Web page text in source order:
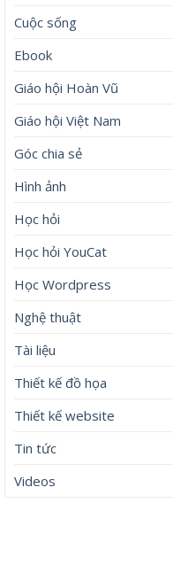
Cuộc sống
Ebook
Giáo hội Hoàn Vũ
Giáo hội Việt Nam
Góc chia sẻ
Hình ảnh
Học hỏi
Học hỏi YouCat
Học Wordpress
Nghệ thuật
Tài liệu
Thiết kế đồ họa
Thiết kế website
Tin tức
Videos